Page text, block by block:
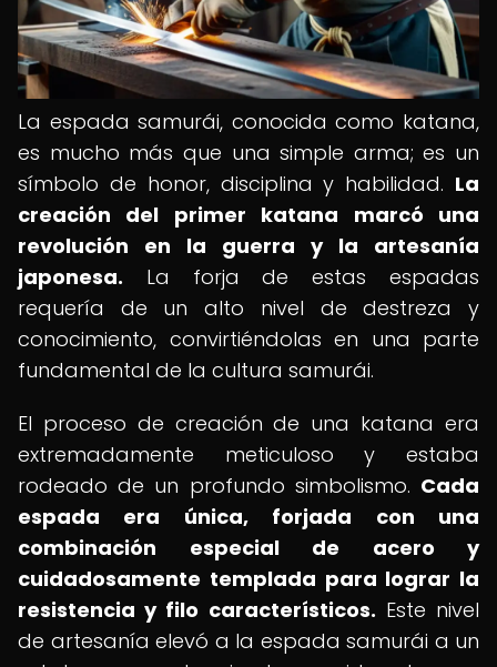
La espada samurái, conocida como katana,
es mucho más que una simple arma; es un
símbolo de honor, disciplina y habilidad. La
creación del primer katana marcó una
revolución en la guerra y la artesanía
japonesa. La forja de estas espadas
requería de un alto nivel de destreza y
conocimiento, convirtiéndolas en una parte
fundamental de la cultura samurái.
El proceso de creación de una katana era
extremadamente meticuloso y estaba
rodeado de un profundo simbolismo. Cada
espada era única, forjada con una
combinación especial de acero y
cuidadosamente templada para lograr la
resistencia y filo característicos. Este nivel
de artesanía elevó a la espada samurái a un